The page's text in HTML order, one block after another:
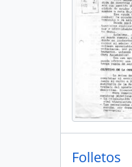
Folletos